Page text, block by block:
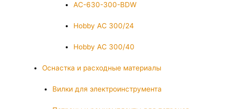
AC-630-300-BDW
Hobby AC 300/24
Hobby AC 300/40
Оснастка и расходные материалы
Вилки для электроинструмента